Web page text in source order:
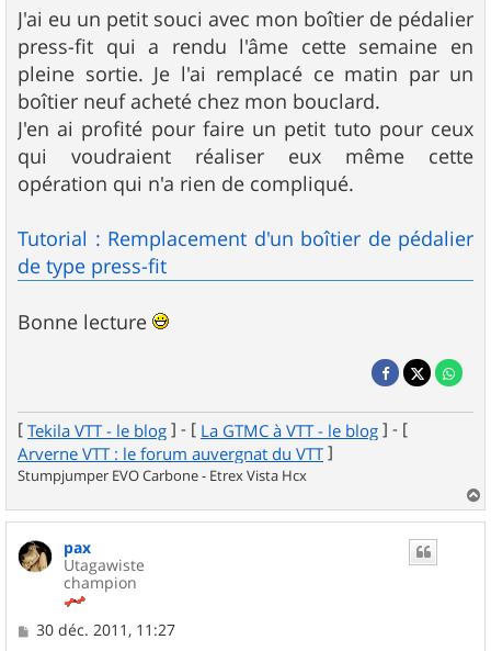
s
s
a
g
e
J'ai eu un petit souci avec mon boîtier de pédalier
press-fit qui a rendu l'âme cette semaine en
pleine sortie. Je l'ai remplacé ce matin par un
boîtier neuf acheté chez mon bouclard.
J'en ai profité pour faire un petit tuto pour ceux
qui voudraient réaliser eux même cette
opération qui n'a rien de compliqué.
Tutorial : Remplacement d'un boîtier de pédalier
de type press-fit
Bonne lecture
[ Tekila VTT - le blog ] - [ La GTMC à VTT - le blog ] - [
Arverne VTT : le forum auvergnat du VTT ]
Stumpjumper EVO Carbone - Etrex Vista Hcx
a
u
pax
Utagawiste
champion
M
30 déc. 2011, 11:27